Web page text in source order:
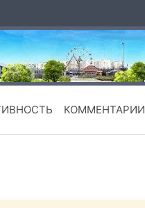
КОММЕНТАРИИ